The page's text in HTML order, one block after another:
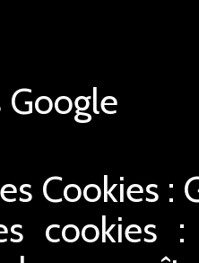
Cookies :
cookies